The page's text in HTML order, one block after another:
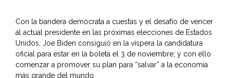
Con la bandera demócrata a cuestas y el desafío de vencer
al actual presidente en las próximas elecciones de Estados
Unidos, Joe Biden consiguió en la víspera la candidatura
oficial para estar en la boleta el 3 de noviembre; y con ello
comenzar a promover su plan para “salvar” a la economía
más grande del mundo.